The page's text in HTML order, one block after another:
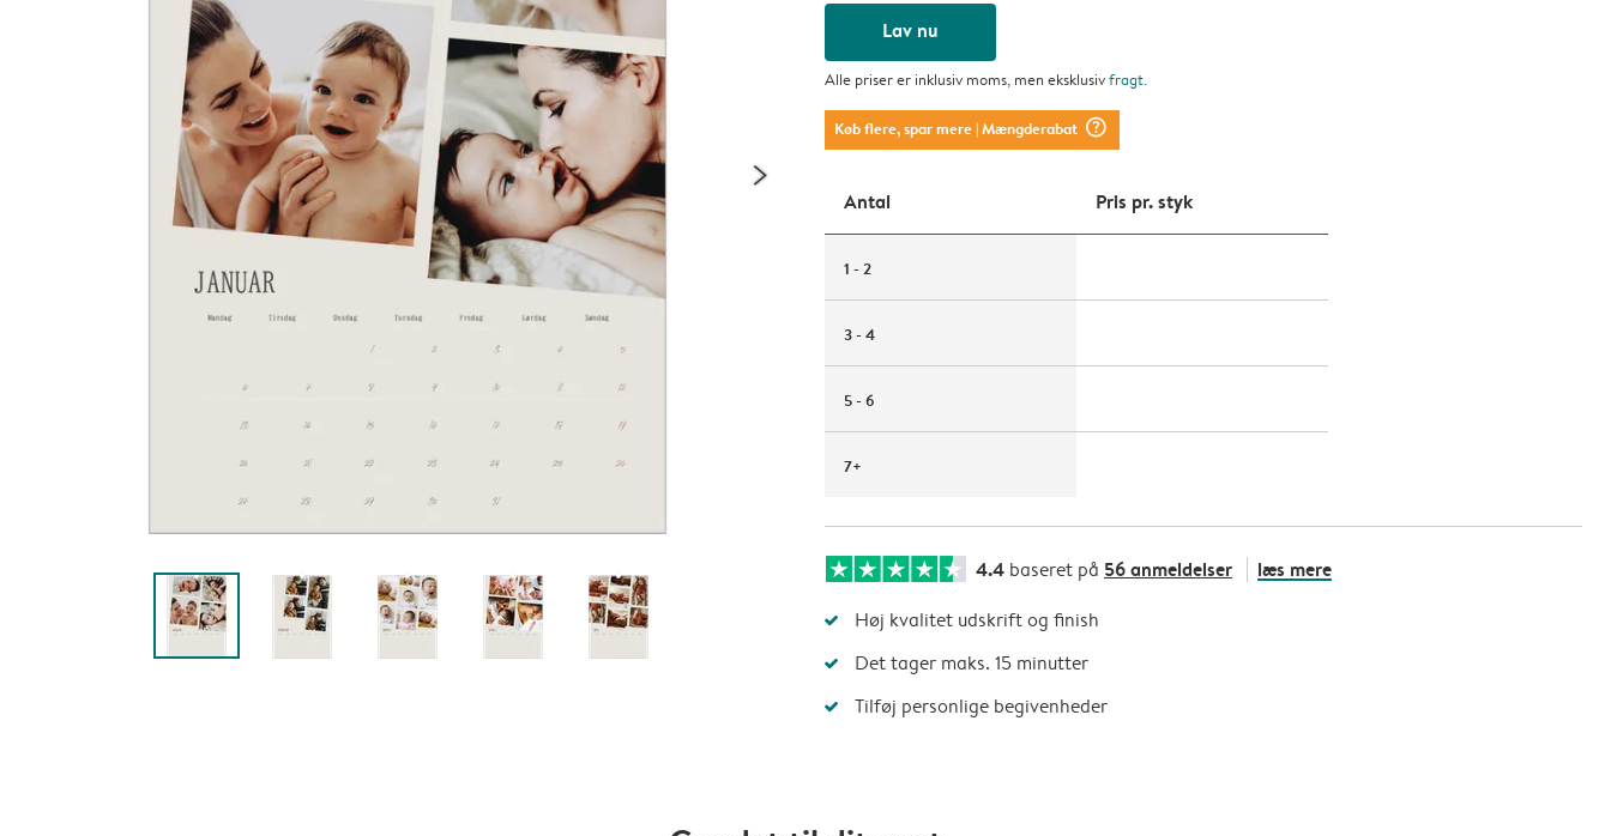
Lav nu
Alle priser er inklusiv moms, men eksklusivfragt.
Køb flere, spar mere| Mængderabat question_mark_circle
Antal Pris pr. styk
1 - 2
3 - 4
5 - 6
7+
4.4 baseret på 56 anmeldelser læs mere
Høj kvalitet udskrift og finish
Det tager maks. 15 minutter
Tilføj personlige begivenheder